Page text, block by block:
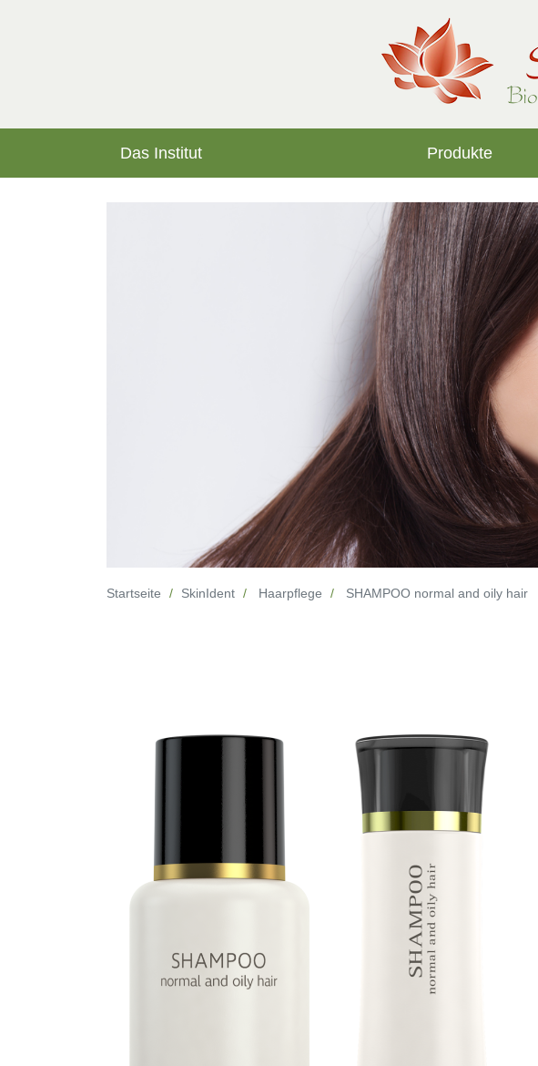
Das Institut Produkte
Startseite SkinIdent Haarpflege SHAMPOO normal and oily hair